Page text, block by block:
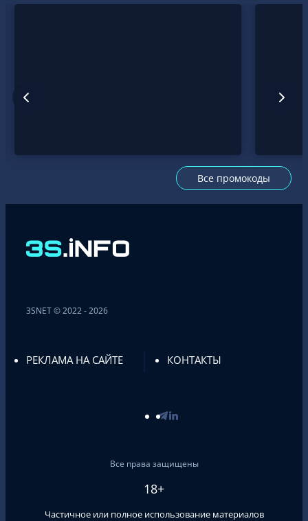
Все промокоды
3SNET © 2022 - 2026
РЕКЛАМА НА САЙТЕ КОНТАКТЫ
Все права защищены
18+
Частичное или полное использование материалов